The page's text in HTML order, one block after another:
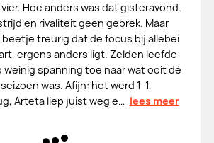
Hoe anders was dat gisteravond.
en rivaliteit geen gebrek. Maar
treurig dat de focus bij allebei
ergens anders ligt. Zelden leefde
weinig spanning toe naar wat ooit dé
was. Afijn: het werd 1-1,
Arteta liep juist weg e… lees meer